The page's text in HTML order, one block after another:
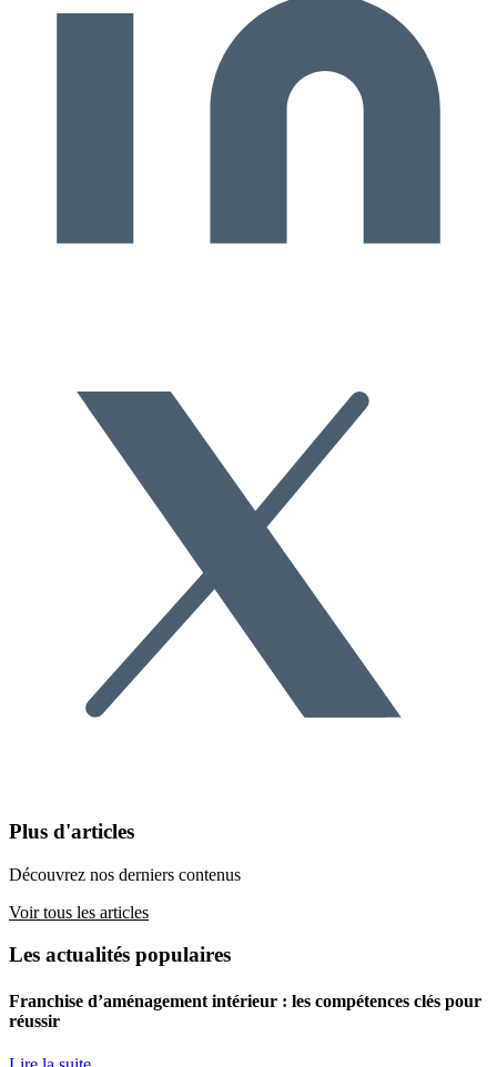
Plus d'articles
Découvrez nos derniers contenus
Voir tous les articles
Les actualités populaires
Franchise d’aménagement intérieur : les compétences clés pour
réussir